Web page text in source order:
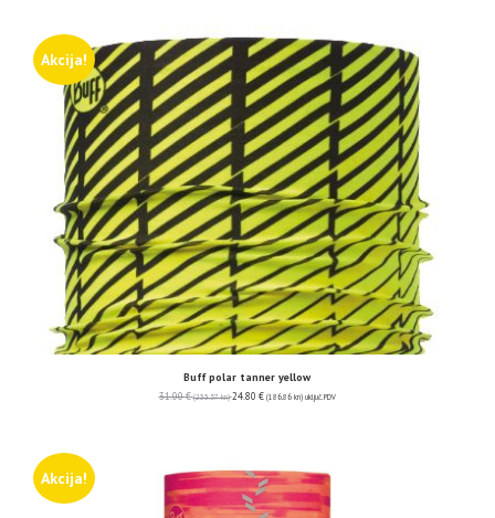
Akcija!
Buff polar tanner yellow
31.00€ (233.57 kn) 24.80 € (186.86 kn) uključ. PDV
Akcija!